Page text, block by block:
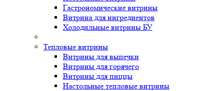
Гастрономические витрины
Витрина для ингредиентов
Холодильные витрины БУ
Тепловые витрины
Витрины для выпечки
Витрины для горячего
Витрины для пиццы
Настольные тепловые витрины